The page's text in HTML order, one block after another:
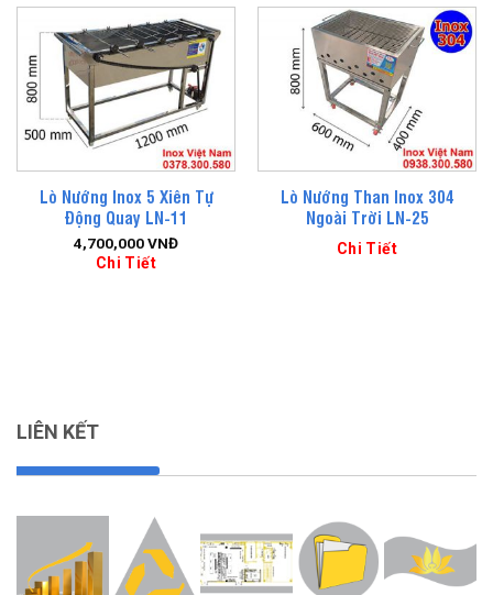
Lò Nướng Inox 5 Xiên Tự
Động Quay LN-11
4,700,000VNĐ
Chi Tiết
Lò Nướng Than Inox 304
Ngoài Trời LN-25
Chi Tiết
LIÊN KẾT